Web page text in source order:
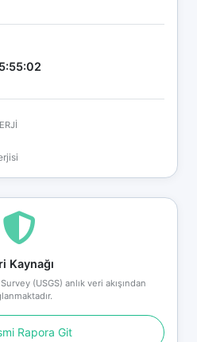
Kaynağı
(USGS) anlık veri akışından
Rapora Git